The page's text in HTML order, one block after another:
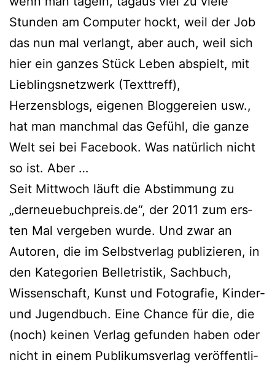
Stunden am Computer hockt, weil der Job
das nun mal ver­langt, aber auch, weil sich
hier ein gan­zes Stück Leben abspielt, mit
Lieblingsnetzwerk (Texttreff),
Herzensblogs, eige­nen Bloggereien usw.,
hat man manch­mal das Gefühl, die gan­ze
Welt sei bei Facebook. Was natür­lich nicht
so ist. Aber …
Seit Mittwoch läuft die Abstimmung zu
„derneuebuchpreis.de“, der 2011 zum ers­
ten Mal ver­ge­ben wur­de. Und zwar an
Autoren, die im Selbstverlag publi­zie­ren, in
den Kategorien Belletristik, Sachbuch,
Wissenschaft, Kunst und Fotografie, Kinder-
und Jugendbuch. Eine Chance für die, die
(noch) kei­nen Verlag gefun­den haben oder
nicht in einem Publikumsverlag ver­öf­fent­li­